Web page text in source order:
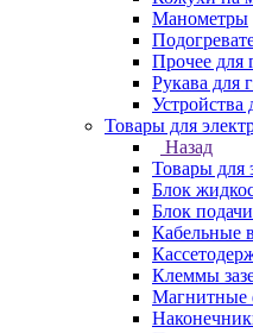
Манометры
Прочее для
Рукава для
Устройства
Товары для
Назад
Товары для
Блок
Блок
Кабельные
Клеммы
Магнитные